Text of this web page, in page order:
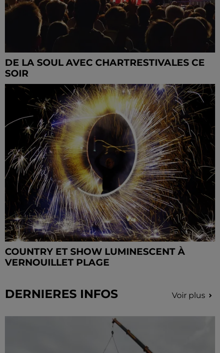
DE LA SOUL AVEC CHARTRESTIVALES CE
SOIR
COUNTRY ET SHOW LUMINESCENT À
VERNOUILLET PLAGE
DERNIERES INFOS Voir plus